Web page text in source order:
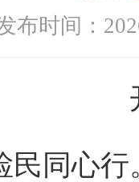
布时间：
民同心